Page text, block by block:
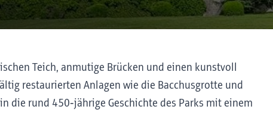
Teich, anmutige Brücken und einen kunstvoll
restaurierten Anlagen wie die Bacchusgrotte und
die rund 450‑jährige Geschichte des Parks mit einem